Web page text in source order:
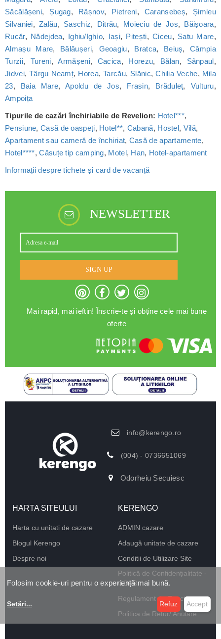
Săcălășeni, Șugag, Râșnov, Pietreni, Caransebeș, Șimleu
Silvaniei,Zalău, Saschiz, Ditrău, Moieciu de Jos, Băișoara,
Rucăr, Nădejdea, Ighiu/Ighìo, Iași, Pitești,Ciceu, Satu Mare,
Almașu Mare, Bălăușeri, Geoagiu, Bratca, Beiuș,Câmpia
Turzii, Tureni,Armășeni, Cacica, Horezu, Bălan, Sânpaul,
Jidvei,Târgu Neamț, Horea,Tarcău, Slănic,Chilia Veche, Mila
23, Baia Mare,Apoldu de Jos, Frasin, Brăduleț, Vulturu,
Ampoița
Tipurile de cazări închiriabile de Revelion: Hotel***,
Pensiune,Casă de oaspeți, Hotel**, Cabană, Hostel, Vilă,
Apartament sau cameră de închiriat, Casă de apartamente,
Hotel****,Căsuțe tip camping, Motel, Han, Hotel-apartament
Informații despre tichete și card de vacanță
NEWSLETTER
SIGN UP
Mai rapid, mai ieftin! Înscrie-te și obține cele mai bune
oferte
info@kerengo.ro
(004) - 0736651069
Odorheiu Secuiesc
HARTA SITEULUI
Harta cu unitati de cazare
Blogul Kerengo
Despre noi
KERENGO
ADMIN cazare
Adaugă unitate de cazare
Conditii de Utilizare Site
Politică de Confidențialitate -
GDPR
Regulament de Funcționare
Politica de Retur/ Anulare
Folosim cookie-uri pentru o experiență mai bună.
Setări... Refuz Accept